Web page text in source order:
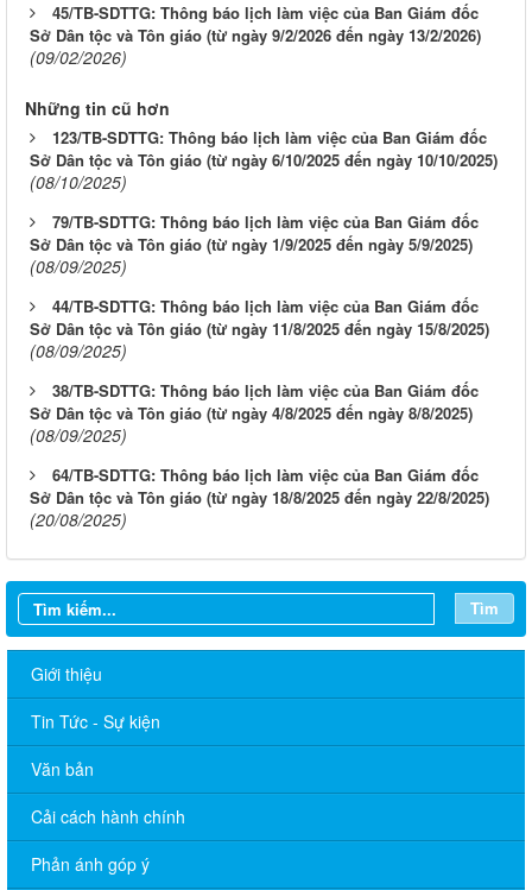
45/TB-SDTTG: Thông báo lịch làm việc của Ban Giám đốc
Sở Dân tộc và Tôn giáo (từ ngày 9/2/2026 đến ngày 13/2/2026)
(09/02/2026)
Những tin cũ hơn
123/TB-SDTTG: Thông báo lịch làm việc của Ban Giám đốc
Sở Dân tộc và Tôn giáo (từ ngày 6/10/2025 đến ngày 10/10/2025)
(08/10/2025)
79/TB-SDTTG: Thông báo lịch làm việc của Ban Giám đốc
Sở Dân tộc và Tôn giáo (từ ngày 1/9/2025 đến ngày 5/9/2025)
(08/09/2025)
44/TB-SDTTG: Thông báo lịch làm việc của Ban Giám đốc
Sở Dân tộc và Tôn giáo (từ ngày 11/8/2025 đến ngày 15/8/2025)
(08/09/2025)
38/TB-SDTTG: Thông báo lịch làm việc của Ban Giám đốc
Sở Dân tộc và Tôn giáo (từ ngày 4/8/2025 đến ngày 8/8/2025)
(08/09/2025)
64/TB-SDTTG: Thông báo lịch làm việc của Ban Giám đốc
Sở Dân tộc và Tôn giáo (từ ngày 18/8/2025 đến ngày 22/8/2025)
(20/08/2025)
Tìm
Giới thiệu
Tin Tức - Sự kiện
Văn bản
Cải cách hành chính
Phản ánh góp ý
59/TB-SDTTG: Thông báo lịch làm việc của Ban Giám đốc Sở
Dân tộc và Tôn giáo (từ ngày 15/6/2026 đến ngày 19/6/2026)